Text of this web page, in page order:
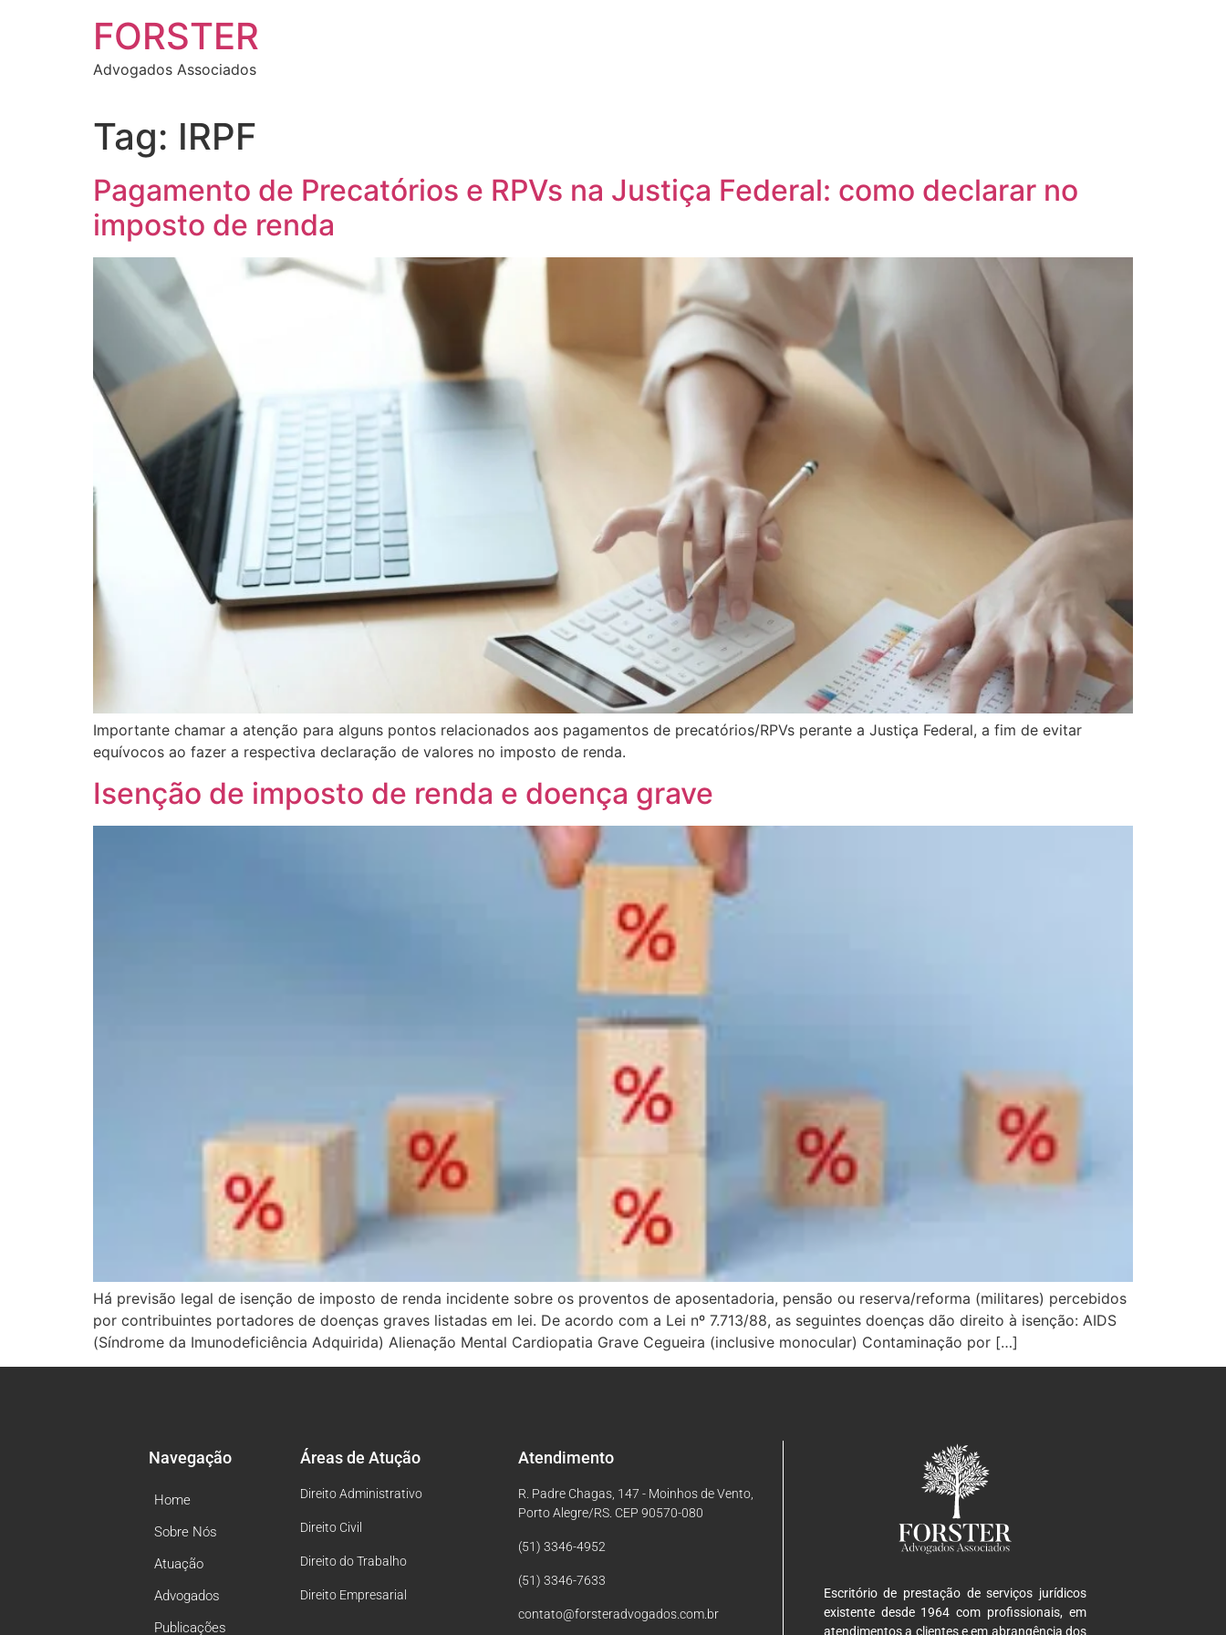
FORSTER
Advogados Associados
Tag: IRPF
Pagamento de Precatórios e RPVs na Justiça Federal: como declarar no
imposto de renda
Importante chamar a atenção para alguns pontos relacionados aos pagamentos de precatórios/RPVs perante a Justiça Federal, a fim de evitar
equívocos ao fazer a respectiva declaração de valores no imposto de renda.
Isenção de imposto de renda e doença grave
Há previsão legal de isenção de imposto de renda incidente sobre os proventos de aposentadoria, pensão ou reserva/reforma (militares) percebidos
por contribuintes portadores de doenças graves listadas em lei. De acordo com a Lei nº 7.713/88, as seguintes doenças dão direito à isenção: AIDS
(Síndrome da Imunodeficiência Adquirida) Alienação Mental Cardiopatia Grave Cegueira (inclusive monocular) Contaminação por […]
Navegação
Home
Sobre Nós
Atuação
Advogados
Publicações
Áreas de Atução
Direito Administrativo
Direito Civil
Direito do Trabalho
Direito Empresarial
Atendimento
R. Padre Chagas, 147 - Moinhos de Vento,
Porto Alegre/RS. CEP 90570-080
(51) 3346-4952
(51) 3346-7633
contato@forsteradvogados.com.br
Escritório de prestação de serviços jurídicos
existente desde 1964 com profissionais, em
atendimentos a clientes e em abrangência dos